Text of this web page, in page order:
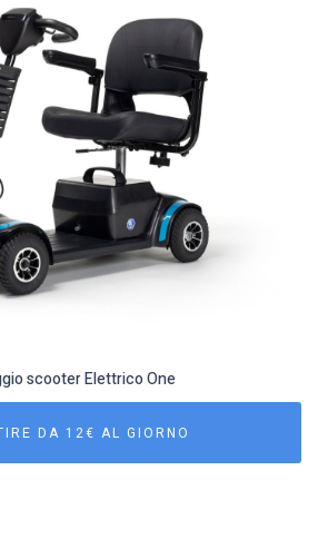
scooter Elettrico One
DA 12€ AL GIORNO